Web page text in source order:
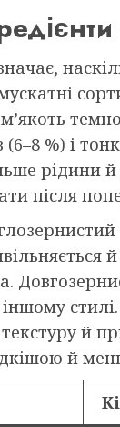
%) і
рідини
після
й
й